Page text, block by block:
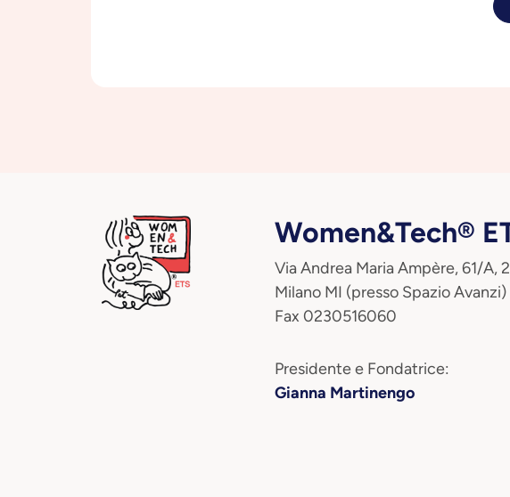
Women&Tech®
Via Andrea Maria Ampère, 61/A,
Milano MI (presso Spazio Avanzi)
Fax 0230516060
Presidente e Fondatrice:
Gianna Martinengo